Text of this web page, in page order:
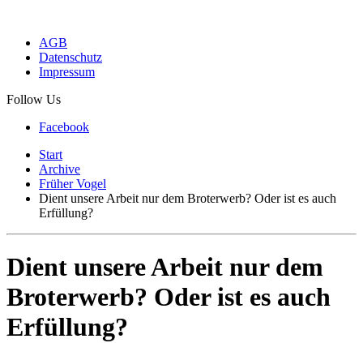
AGB
Datenschutz
Impressum
Follow Us
Facebook
Start
Archive
Früher Vogel
Dient unsere Arbeit nur dem Broterwerb? Oder ist es auch
Erfüllung?
Dient unsere Arbeit nur dem
Broterwerb? Oder ist es auch
Erfüllung?